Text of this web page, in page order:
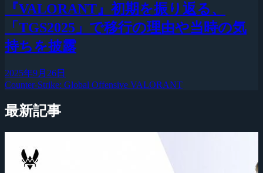
『VALORANT』初期を振り返る、
「TGS2025」で移行の理由や当時の気
持ちを披露
2025年9月26日
Counter-Strike: Global Offensive VALORANT
最新記事